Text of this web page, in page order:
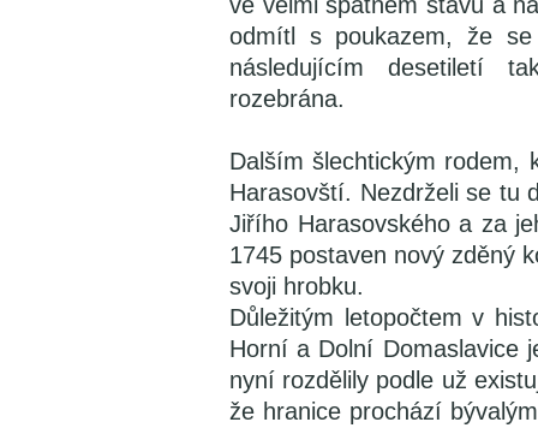
odmítl s poukazem, že
následujícím desetiletí
rozebrána.
Dalším šlechtickým rodem,
Harasovští. Nezdrželi se tu
Jiřího Harasovského a za
1745 postaven nový zděný
svoji hrobku.
Důležitým letopočtem v
Horní a Dolní Domaslavice
nyní rozdělily podle už
že hranice prochází